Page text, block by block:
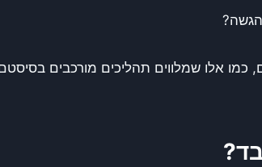
כמו אלו שמלווים תהליכים מורכבים